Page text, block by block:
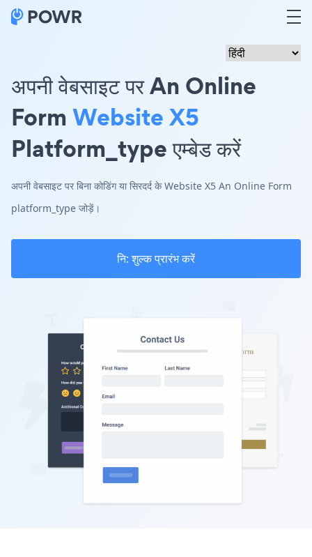
अपनी वेबसाइट पर An Online
Form Website X5
Platform_type एम्बेड करें
अपनी वेबसाइट पर बिना कोडिंग या सिरदर्द के Website X5 An Online Form
platform_type जोड़ें।
नि: शुल्क प्रारंभ करें